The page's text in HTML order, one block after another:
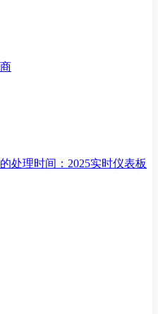
处理时间：2025实时仪表板